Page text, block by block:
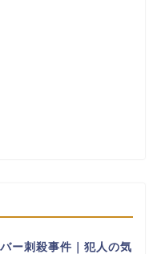
ー刺殺事件｜犯人の気